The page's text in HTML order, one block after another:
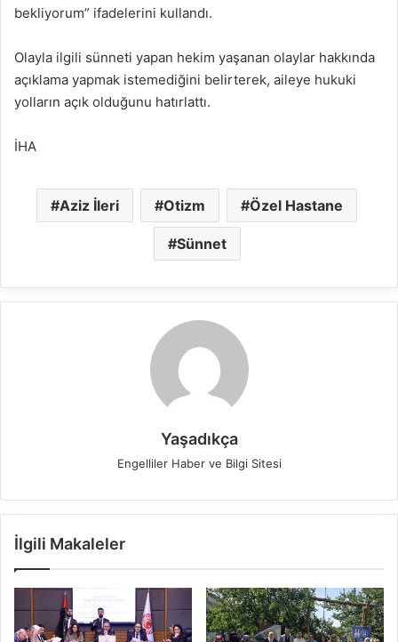
bekliyorum” ifadelerini kullandı.
Olayla ilgili sünneti yapan hekim yaşanan olaylar hakkında
açıklama yapmak istemediğini belirterek, aileye hukuki
yolların açık olduğunu hatırlattı.
İHA
Aziz İleri Otizm Özel Hastane
Sünnet
Yaşadıkça
Engelliler Haber ve Bilgi Sitesi
İlgili Makaleler